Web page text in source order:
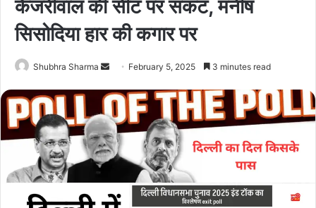
केजरीवाल की सीट पर संकट, मनीष
सिसोदिया हार की कगार पर
Shubhra Sharma
Send
email
February 5, 2025 3 minutes read